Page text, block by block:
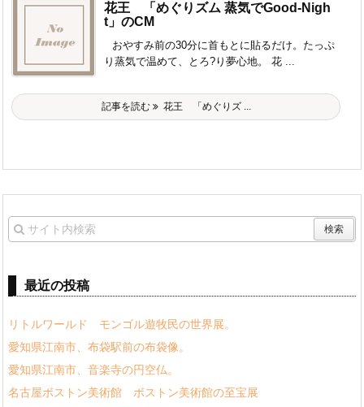
花王 「めぐりズム 蒸気でGood-Nigh
t」のCM
おやすみ前の30分に首もとに貼るだけ。たっぷ
り蒸気で温めて、とろ?り夢心地。 花 ...
記事を読む 花王 「めぐりズ ...
最近の投稿
リトルワールド モンゴル遊牧民の世界展。
愛知県江南市、布袋駅前の布袋像。
愛知県江南市、音楽寺の円空仏。
名古屋ボストン美術館 ボストン美術館の至宝展